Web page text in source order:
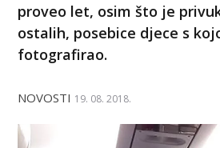
proveo let, osim što je
ostalih, posebice djece s
fotografirao.
NOVOSTI 19. 08. 2018.